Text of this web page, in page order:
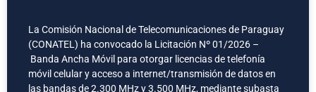
La Comisión Nacional de Telecomunicaciones de Paraguay
(CONATEL) ha convocado la Licitación Nº 01/2026 –
Banda Ancha Móvil para otorgar licencias de telefonía
móvil celular y acceso a internet/transmisión de datos en
las bandas de 2.300 MHz y 3.500 MHz, mediante subasta